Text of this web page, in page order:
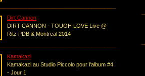
Dirt Cannon
DIRT CANNON - TOUGH LOVE Live @
Ritz PDB & Montreal 2014
Kamakazi
Kamakazi au Studio Piccolo pour l'album #4
- Jour 1